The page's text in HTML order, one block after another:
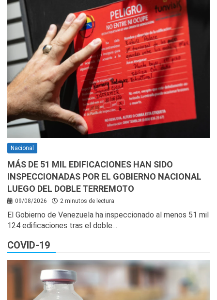
Nacional
MÁS DE 51 MIL EDIFICACIONES HAN SIDO
INSPECCIONADAS POR EL GOBIERNO NACIONAL
LUEGO DEL DOBLE TERREMOTO
09/08/2026 2 minutos de lectura
El Gobierno de Venezuela ha inspeccionado al menos 51 mil
124 edificaciones tras el doble…
COVID-19